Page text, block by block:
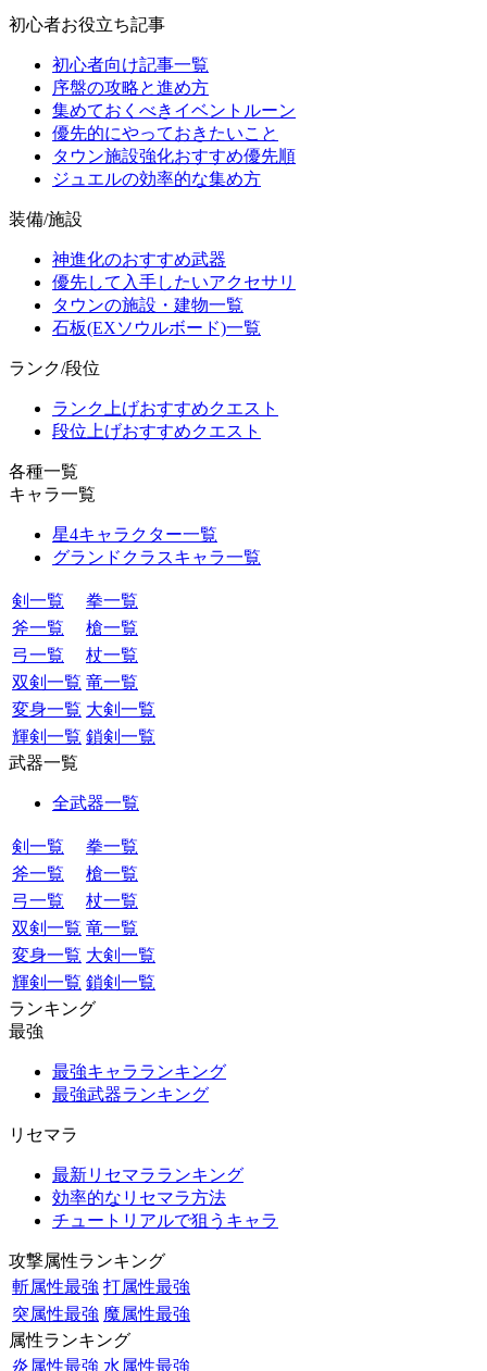
初心者お役立ち記事
初心者向け記事一覧
序盤の攻略と進め方
集めておくべきイベントルーン
優先的にやっておきたいこと
タウン施設強化おすすめ優先順
ジュエルの効率的な集め方
装備/施設
神進化のおすすめ武器
優先して入手したいアクセサリ
タウンの施設・建物一覧
石板(EXソウルボード)一覧
ランク/段位
ランク上げおすすめクエスト
段位上げおすすめクエスト
各種一覧
キャラ一覧
星4キャラクター一覧
グランドクラスキャラ一覧
剣一覧
拳一覧
斧一覧
槍一覧
弓一覧
杖一覧
双剣一覧 竜一覧
変身一覧 大剣一覧
輝剣一覧 鎖剣一覧
武器一覧
全武器一覧
剣一覧
拳一覧
斧一覧
槍一覧
弓一覧
杖一覧
双剣一覧 竜一覧
変身一覧 大剣一覧
輝剣一覧 鎖剣一覧
ランキング
最強
最強キャラランキング
最強武器ランキング
リセマラ
最新リセマラランキング
効率的なリセマラ方法
チュートリアルで狙うキャラ
攻撃属性ランキング
斬属性最強 打属性最強
突属性最強 魔属性最強
属性ランキング
炎属性最強 水属性最強